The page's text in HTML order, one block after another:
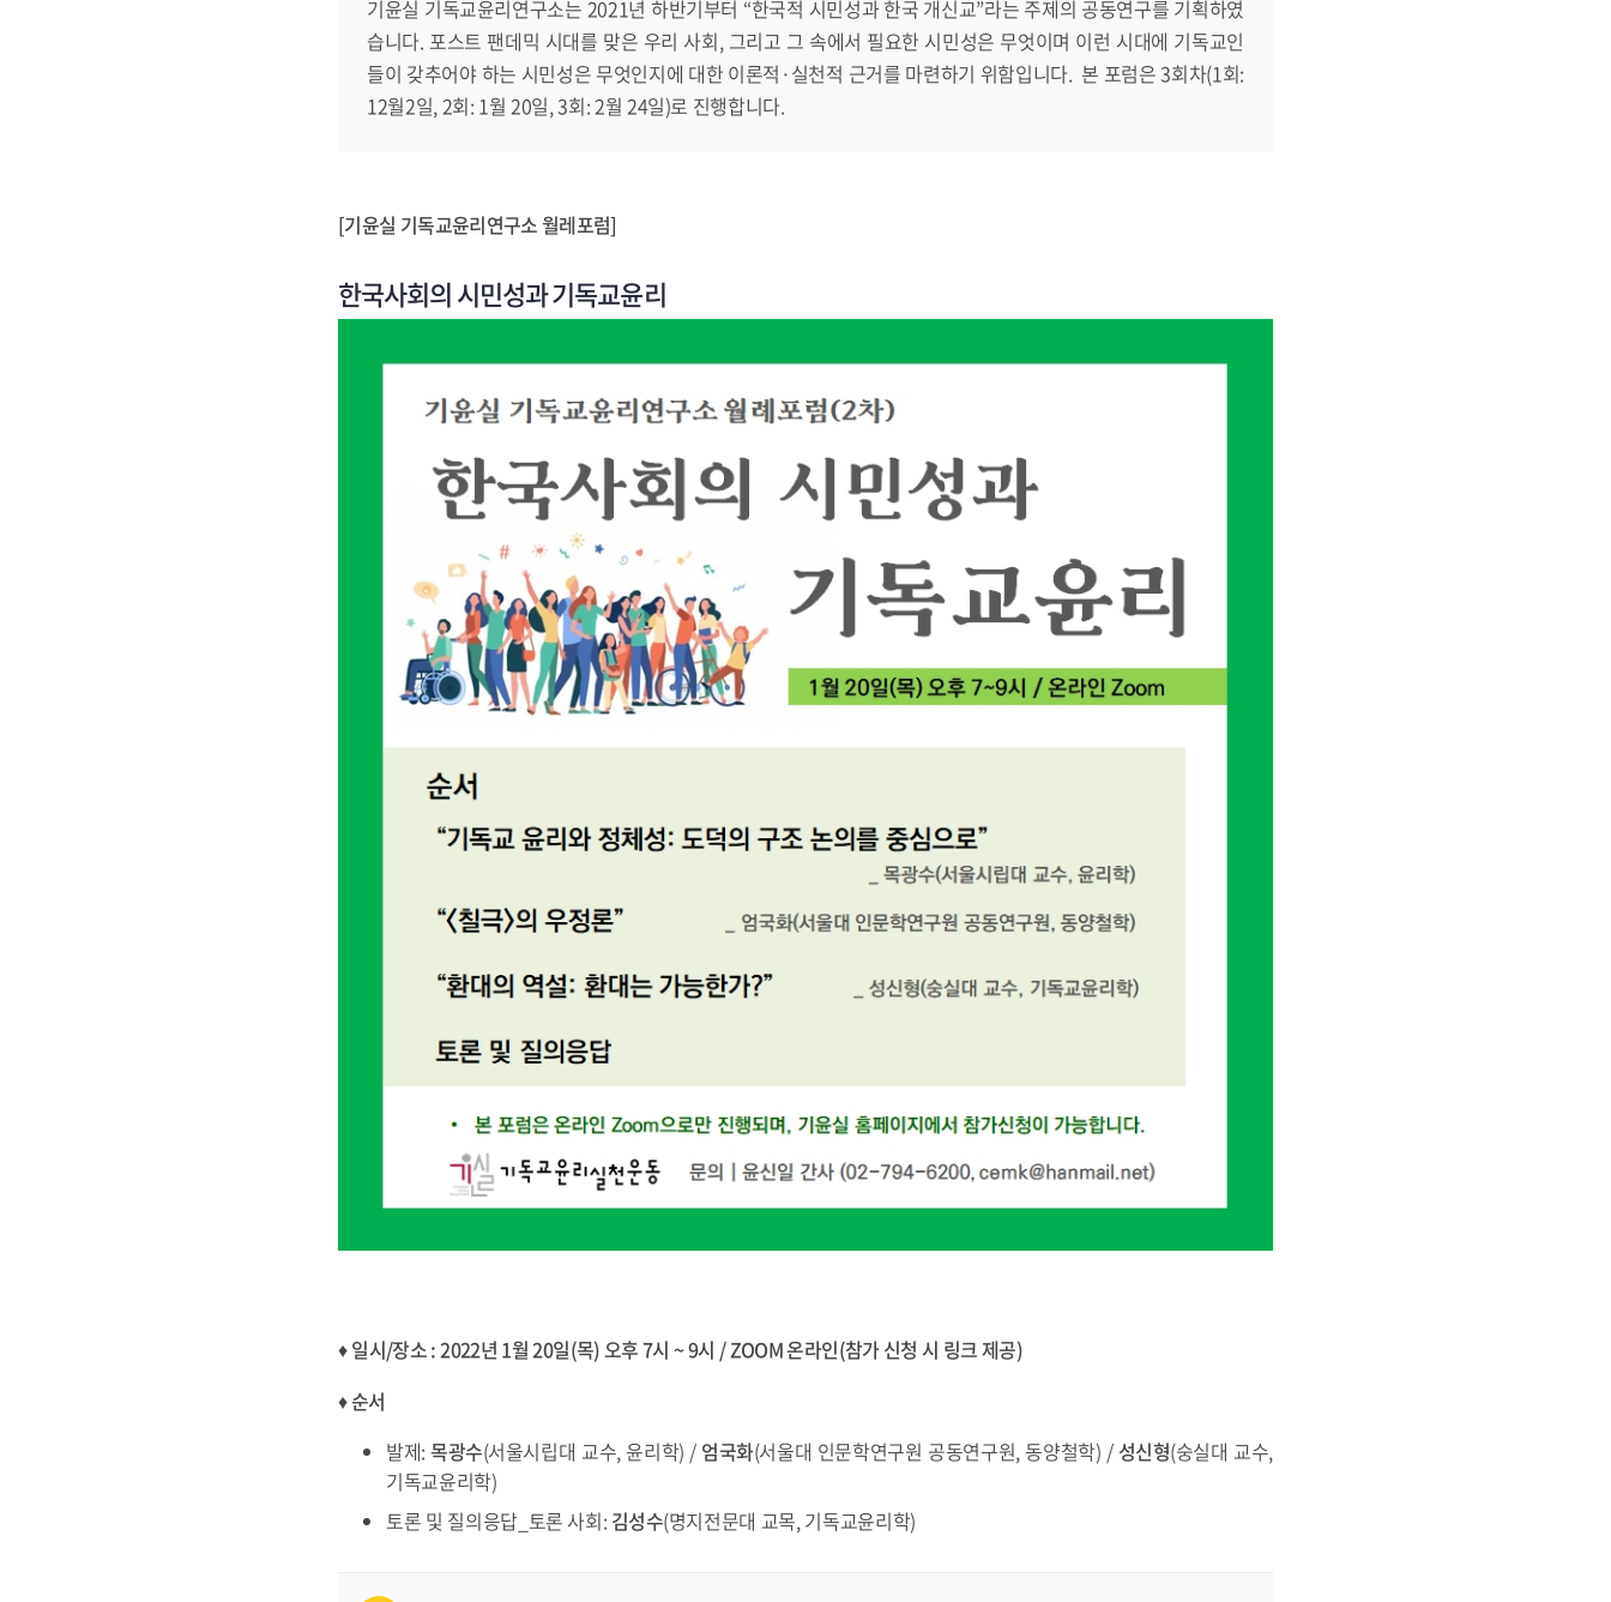
기윤실 기독교윤리연구소는 2021년 하반기부터 “한국적 시민성과 한국 개신교”라는 주제의 공동연구를 기획하였
습니다. 포스트 팬데믹 시대를 맞은 우리 사회, 그리고 그 속에서 필요한 시민성은 무엇이며 이런 시대에 기독교인
들이 갖추어야 하는 시민성은 무엇인지에 대한 이론적·실천적 근거를 마련하기 위함입니다. 본 포럼은 3회차(1회:
12월2일, 2회: 1월 20일, 3회: 2월 24일)로 진행합니다.
[기윤실 기독교윤리연구소 월레포럼]
한국사회의 시민성과 기독교윤리
♦일시/장소 : 2022년 1월 20일(목) 오후 7시 ~ 9시 / ZOOM 온라인(참가 신청 시 링크 제공)
♦ 순서
발제:목광수(서울시립대 교수, 윤리학) / 엄국화(서울대 인문학연구원 공동연구원, 동양철학) /성신형(숭실대 교수,
기독교윤리학)
토론 및 질의응답_토론 사회: 김성수(명지전문대 교목, 기독교윤리학)